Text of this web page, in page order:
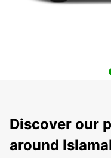
Discover our
around